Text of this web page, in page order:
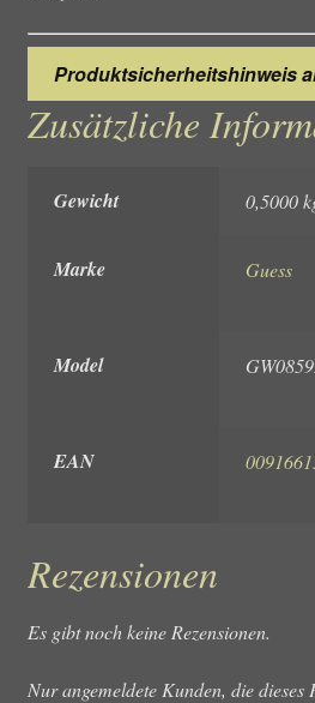
Produktsicherheitshinweis
Zusätzliche
Gewicht 0,5000
Marke Guess
Model
EAN
Rezensionen
Es gibt noch keine Rezensionen.
Nur angemeldete Kunden, die dieses